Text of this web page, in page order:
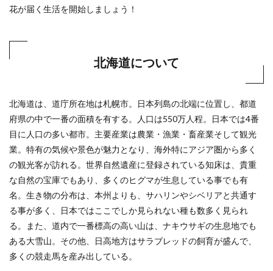
花が届く生活を開始しましょう！
北海道について
北海道は、道庁所在地は札幌市。日本列島の北端に位置し、都道
府県の中で一番の面積を有する。人口は550万人程。日本では4番
目に人口の多い都市。主要産業は農業・漁業・畜産業そして観光
業。特有の気候や景色が魅力となり、海外特にアジア圏から多く
の観光客が訪れる。世界自然遺産に登録されている知床は、貴重
な自然の宝庫でもあり、多くのヒグマが生息している事でも有
名。生き物の分布は、本州よりも、サハリンやシベリアと共通す
る事が多く、日本ではここでしか見られない種も数多く見られ
る。また、道内で一番標高の高い山は、ナキウサギの生息地でも
ある大雪山。その他、日高地方はサラブレッドの飼育が盛んで、
多くの競走馬を産み出している。